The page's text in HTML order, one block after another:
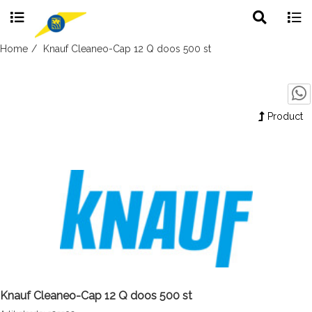
Skip
Home Knauf Cleaneo-Cap 12 Q doos 500 st
Product
Knauf Cleaneo-Cap 12 Q doos 500 st